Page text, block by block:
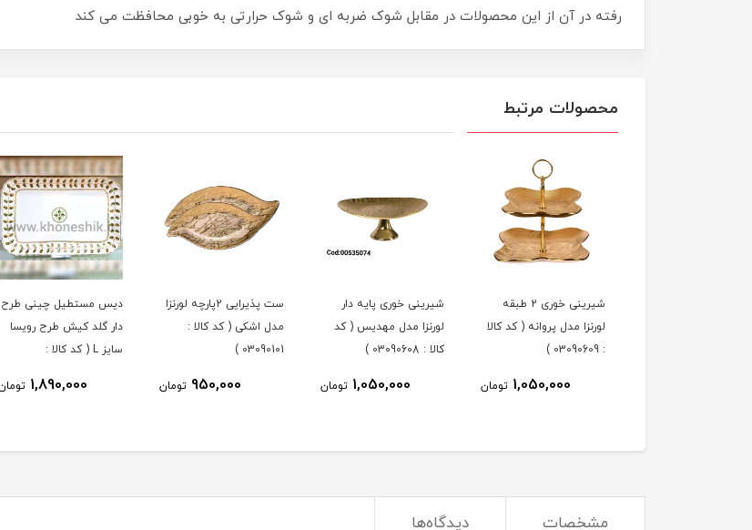
رفته در آن از این محصولات در مقابل شوک ضربه ای و شوک حرارتی به خوبی محافظت می کند
محصولات مرتبط
شیرینی خوری 2 طبقه
لورنزا مدل پروانه ( کد کالا
: 03090609 )
1,050,000 تومان
شیرینی خوری پایه دار
لورنزا مدل مهدیس ( کد
کالا : 03090608 )
1,050,000 تومان
ست پذیرایی 2پارچه لورنزا
مدل اشکی ( کد کالا :
03090101 )
950,000 تومان
دیس مستطیل چینی طرح
دار گلد کیش طرح رویسا
سایز L ( کد کالا :
1,890,000 تومان
مشخصات دیدگاه‌ها